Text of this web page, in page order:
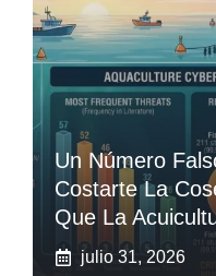
Un Número
Costarte La
Que La
julio 31, 2026